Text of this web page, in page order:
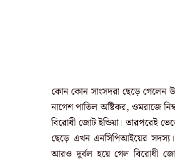
কোন কোন সাংসদরা ছেড়ে গেলেন
নাগেশ পাতিল অষ্টিকর, ওমরাজে
বিরোধী জোট ইন্ডিয়া। তারপরেই
ছেড়ে এখন এনসিপিআইয়ের
আরও দুর্বল হয়ে গেল বিরোধী